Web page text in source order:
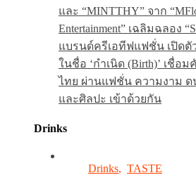
และ “MINTTHY” จาก
Entertainment” เฉลิมฉลอง
แบรนด์ครีเอทีฟแฟชั่น เปิดตั
ในชื่อ ‘กำเนิด (Birth)’ เชื่อม
ไทย ผ่านแฟชั่น ความงาม ด
และศิลปะ เข้าด้วยกัน
Drinks
Drinks, TASTE